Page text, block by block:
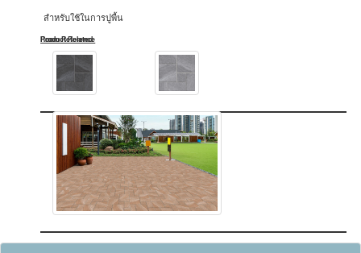
สำหรับใช้ในการปูพื้น
Product Related
Room Reference